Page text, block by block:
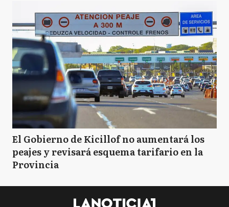
El Gobierno de Kicillof no aumentará los
peajes y revisará esquema tarifario en la
Provincia